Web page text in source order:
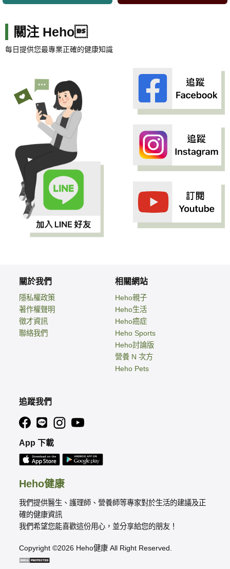
關注 Heho
每日提供您最專業正確的健康知識
Heho健康
我們提供醫生、護理師、營養師等專家對於生活的建議及正
確的健康資訊
我們希望您能喜歡這份用心，並分享給您的朋友！
Copyright ©2026 Heho健康 All Right Reserved.
關於我們
隱私權政策
著作權聲明
徵才資訊
聯絡我們
相關網站
Heho親子
Heho生活
Heho癌症
Heho Sports
Heho討論版
營養 N 次方
Heho Pets
追蹤我們
App 下載